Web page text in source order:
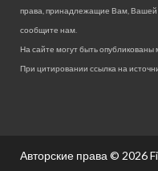
права, принадлежащие Вам, Вашей
сообщите нам.
На сайте могут быть
При цитировании ссылка на
Авторские права © 2026